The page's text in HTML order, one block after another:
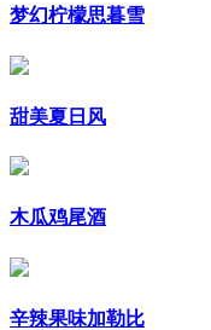
梦幻柠檬思暮雪
甜美夏日风
木瓜鸡尾酒
辛辣果味加勒比